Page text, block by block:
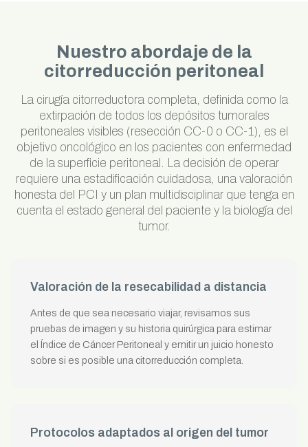
Nuestro abordaje de la
citorreducción peritoneal
La cirugía citorreductora completa, definida como la
extirpación de todos los depósitos tumorales
peritoneales visibles (resección CC-0 o CC-1), es el
objetivo oncológico en los pacientes con enfermedad
de la superficie peritoneal. La decisión de operar
requiere una estadificación cuidadosa, una valoración
honesta del PCI y un plan multidisciplinar que tenga en
cuenta el estado general del paciente y la biología del
tumor.
Valoración de la resecabilidad a distancia
Antes de que sea necesario viajar, revisamos sus
pruebas de imagen y su historia quirúrgica para estimar
el Índice de Cáncer Peritoneal y emitir un juicio honesto
sobre si es posible una citorreducción completa.
Protocolos adaptados al origen del tumor